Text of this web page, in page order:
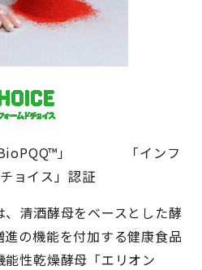
」 「インフ
ョイス」認証
清酒酵母をベースとした酵
の機能を付加する健康食品
性乾燥酵母「エリオン